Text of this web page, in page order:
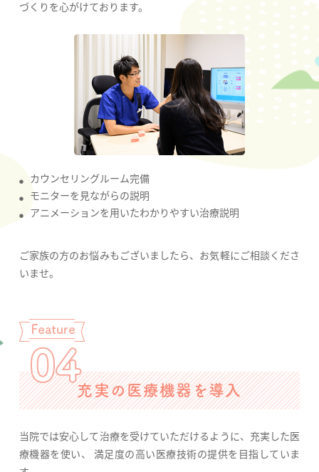
づくりを心がけております。
カウンセリングルーム完備
モニターを見ながらの説明
アニメーションを用いたわかりやすい治療説明
ご家族の方のお悩みもございましたら、お気軽にご相談くださ
いませ。
充実の医療機器を導入
当院では安心して治療を受けていただけるように、充実した医
療機器を使い、 満足度の高い医療技術の提供を目指していま